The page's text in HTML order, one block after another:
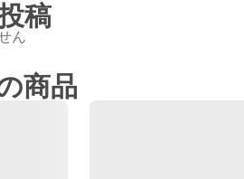
稿
ん
商品